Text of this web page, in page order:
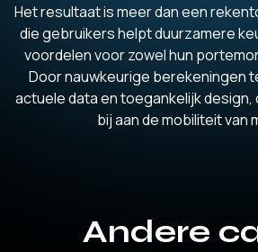
Het resultaat is meer dan een
die gebruikers helpt duurzamere
voordelen voor zowel hun
Door nauwkeurige berekeningen
actuele data en toegankelijk
bij aan de mobiliteit van
Andere